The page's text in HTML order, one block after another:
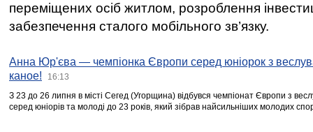
переміщених осіб житлом, розроблення
забезпечення сталого мобільного зв’язку.
Анна Юр'єва — чемпіонка Європи серед юніорок з
каное!
16:13
З 23 до 26 липня в місті Сегед (Угорщина) відбувся чемпіонат Європи з
серед юніорів та молоді до 23 років, який зібрав найсильніших молодих